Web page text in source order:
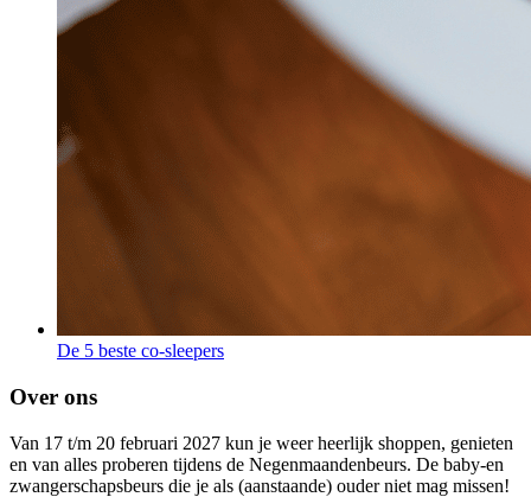
De 5 beste co-sleepers
Over ons
Van 17 t/m 20 februari 2027 kun je weer heerlijk shoppen, genieten
en van alles proberen tijdens de Negenmaandenbeurs. De baby-en
zwangerschapsbeurs die je als (aanstaande) ouder niet mag missen!